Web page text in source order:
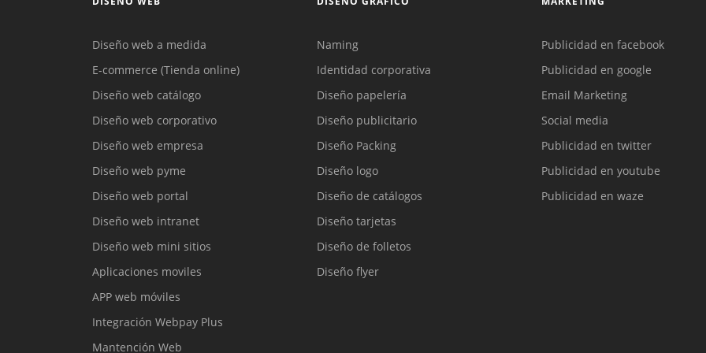
Diseño web a medida
E-commerce (Tienda online)
Diseño web catálogo
Diseño web corporativo
Diseño web empresa
Diseño web pyme
Diseño web portal
Diseño web intranet
Diseño web mini sitios
Aplicaciones moviles
APP web móviles
Integración Webpay Plus
Mantención Web
Naming
Identidad corporativa
Diseño papelería
Diseño publicitario
Diseño Packing
Diseño logo
Diseño de catálogos
Diseño tarjetas
Diseño de folletos
Diseño flyer
Publicidad en facebook
Publicidad en google
Email Marketing
Social media
Publicidad en twitter
Publicidad en youtube
Publicidad en waze